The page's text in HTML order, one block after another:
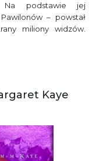
Na podstawie jej
– powstał
miliony widzów.
Kaye